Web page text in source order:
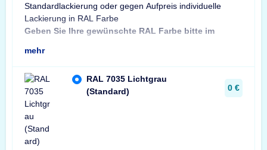
Standardlackierung oder gegen Aufpreis individuelle
Lackierung in RAL Farbe
Geben Sie Ihre gewünschte RAL Farbe bitte im
mehr
RAL 7035 Lichtgrau
(Standard)
0 €